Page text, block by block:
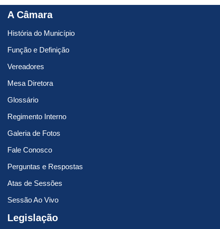
A Câmara
História do Município
Função e Definição
Vereadores
Mesa Diretora
Glossário
Regimento Interno
Galeria de Fotos
Fale Conosco
Perguntas e Respostas
Atas de Sessões
Sessão Ao Vivo
Legislação